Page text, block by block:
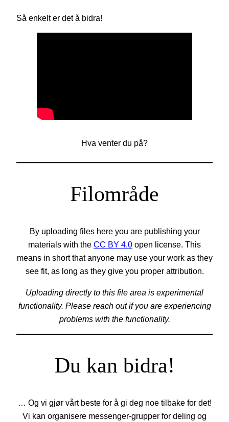
Så enkelt er det å bidra!
Hva venter du på?
Filområde
By uploading files here you are publishing your
materials with the CC BY 4.0 open license. This
means in short that anyone may use your work as they
see fit, as long as they give you proper attribution.
Uploading directly to this file area is experimental
functionality. Please reach out if you are experiencing
problems with the functionality.
Du kan bidra!
… Og vi gjør vårt beste for å gi deg noe tilbake for det!
Vi kan organisere messenger-grupper for deling og